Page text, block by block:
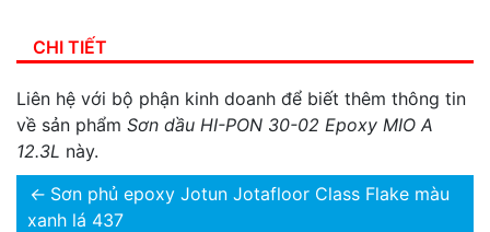
CHI TIẾT
Liên hệ với bộ phận kinh doanh để biết thêm thông tin
về sản phẩm Sơn dầu HI-PON 30-02 Epoxy MIO A
12.3L này.
← Sơn phủ epoxy Jotun Jotafloor Class Flake màu
xanh lá 437